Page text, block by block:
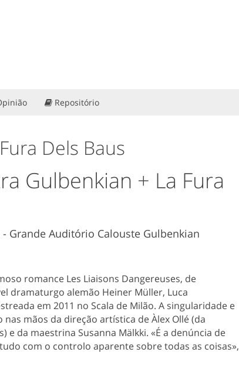
Repositório
Dels Baus
Gulbenkian + La Fura
- Grande Auditório Calouste Gulbenkian
romance Les Liaisons Dangereuses, de
dramaturgo alemão Heiner Müller, Luca
em 2011 no Scala de Milão. A singularidade e
mãos da direção artística de Àlex Ollé (da
e da maestrina Susanna Mälkki. «É a denúncia de
com o controlo aparente sobre todas as coisas»,